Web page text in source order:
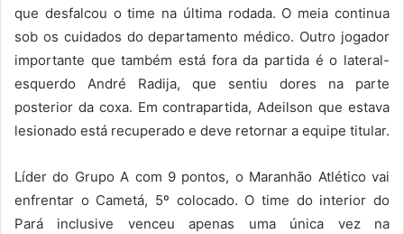
que desfalcou o time na última rodada. O meia continua
sob os cuidados do departamento médico. Outro jogador
importante que também está fora da partida é o lateral-
esquerdo André Radija, que sentiu dores na parte
posterior da coxa. Em contrapartida, Adeilson que estava
lesionado está recuperado e deve retornar a equipe titular.
Líder do Grupo A com 9 pontos, o Maranhão Atlético vai
enfrentar o Cametá, 5º colocado. O time do interior do
Pará inclusive venceu apenas uma única vez na